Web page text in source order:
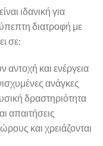
ιδανική για
διατροφή με
σε:
αντοχή και ενέργεια
ανάγκες
δραστηριότητα
απαιτήσεις
και χρειάζονται